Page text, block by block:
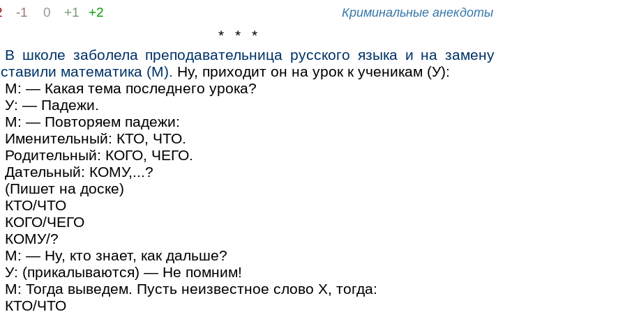
-1 0 +1 +2 Криминальные анекдоты
* * *
В школе заболела преподавательница русского языка и на замену
математика (М). Ну, приходит он на урок к ученикам (У):
М: — Какая тема последнего урока?
У: — Падежи.
М: — Повторяем падежи:
Именительный: КТО, ЧТО.
Родительный: КОГО, ЧЕГО.
Дательный: КОМУ,...?
(Пишет на доске)
КТО/ЧТО
КОГО/ЧЕГО
КОМУ/?
М: — Ну, кто знает, как дальше?
У: (прикалываются) — Не помним!
М: Тогда выведем. Пусть неизвестное слово Х, тогда:
КТО/ЧТО